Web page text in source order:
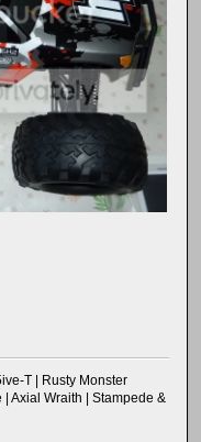
T | Rusty Monster
Axial Wraith | Stampede &